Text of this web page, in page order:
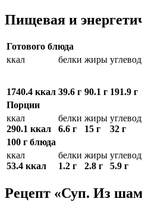
Пищевая и
Готового блюда
ккал
1740.4 ккал
белки
39.6 г
жиры
90.1 г 191.9 г
Порции
ккал
290.1 ккал
белки
6.6 г
жиры
15 г
32 г
100 г блюда
ккал
53.4 ккал
белки
1.2 г
жиры
2.8 г
5.9 г
Рецепт «Суп. Из